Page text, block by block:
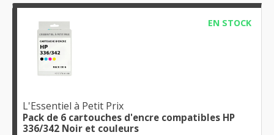
EN STOCK
L'Essentiel à Petit Prix
Pack de 6 cartouches d'encre compatibles HP
336/342 Noir et couleurs